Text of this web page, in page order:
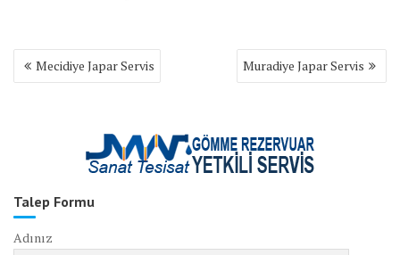
Yazı
gezinmesi
Mecidiye Japar Servis Muradiye Japar Servis
Talep Formu
Adınız